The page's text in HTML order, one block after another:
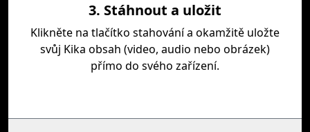
3. Stáhnout a uložit
Klikněte na tlačítko stahování a okamžitě uložte
svůj Kika obsah (video, audio nebo obrázek)
přímo do svého zařízení.